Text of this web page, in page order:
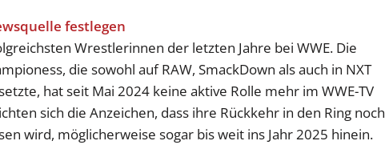
Wrestlerinnen der letzten Jahre bei WWE. Die
die sowohl auf RAW, SmackDown als auch in NXT
hat seit Mai 2024 keine aktive Rolle mehr im WWE-TV
sich die Anzeichen, dass ihre Rückkehr in den Ring noch
wird, möglicherweise sogar bis weit ins Jahr 2025 hinein.